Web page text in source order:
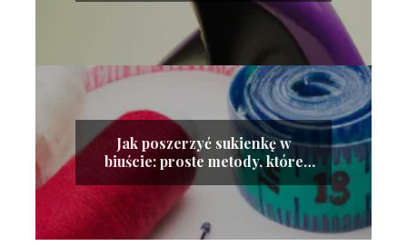
Jak poszerzyć sukienkę w
biuście: proste metody, które
zadziałają